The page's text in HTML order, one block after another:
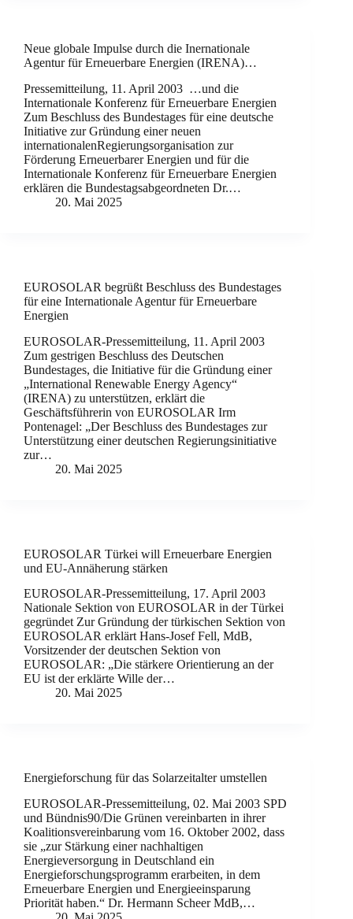
Neue globale Impulse durch die Inernationale
Agentur für Erneuerbare Energien (IRENA)…
Pressemitteilung, 11. April 2003 …und die
Internationale Konferenz für Erneuerbare Energien
Zum Beschluss des Bundestages für eine deutsche
Initiative zur Gründung einer neuen
internationalenRegierungsorganisation zur
Förderung Erneuerbarer Energien und für die
Internationale Konferenz für Erneuerbare Energien
erklären die Bundestagsabgeordneten Dr.…
20. Mai 2025
EUROSOLAR begrüßt Beschluss des Bundestages
für eine Internationale Agentur für Erneuerbare
Energien
EUROSOLAR-Pressemitteilung, 11. April 2003
Zum gestrigen Beschluss des Deutschen
Bundestages, die Initiative für die Gründung einer
„International Renewable Energy Agency“
(IRENA) zu unterstützen, erklärt die
Geschäftsführerin von EUROSOLAR Irm
Pontenagel: „Der Beschluss des Bundestages zur
Unterstützung einer deutschen Regierungsinitiative
zur…
20. Mai 2025
EUROSOLAR Türkei will Erneuerbare Energien
und EU-Annäherung stärken
EUROSOLAR-Pressemitteilung, 17. April 2003
Nationale Sektion von EUROSOLAR in der Türkei
gegründet Zur Gründung der türkischen Sektion von
EUROSOLAR erklärt Hans-Josef Fell, MdB,
Vorsitzender der deutschen Sektion von
EUROSOLAR: „Die stärkere Orientierung an der
EU ist der erklärte Wille der…
20. Mai 2025
Energieforschung für das Solarzeitalter umstellen
EUROSOLAR-Pressemitteilung, 02. Mai 2003 SPD
und Bündnis90/Die Grünen vereinbarten in ihrer
Koalitionsvereinbarung vom 16. Oktober 2002, dass
sie „zur Stärkung einer nachhaltigen
Energieversorgung in Deutschland ein
Energieforschungsprogramm erarbeiten, in dem
Erneuerbare Energien und Energieeinsparung
Priorität haben.“ Dr. Hermann Scheer MdB,…